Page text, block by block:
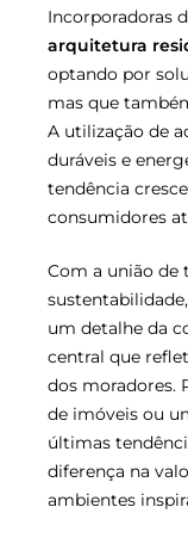
Incorporadoras
arquitetura
optando por
mas que
A utilização de
duráveis e
tendência
consumidores
Com a união de
um detalhe da
central que
dos moradores.
de imóveis ou
últimas
diferença na
ambientes